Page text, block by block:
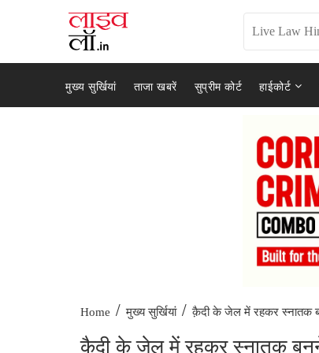
मुख्य सुर्खियां ताजा खबरें सुप्रीम कोर्ट हाईकोर्ट
Home / मुख्य सुर्खियां / क़ैदी के जेल में रहकर स्नातक
क़ैदी के जेल में रहकर स्नातक